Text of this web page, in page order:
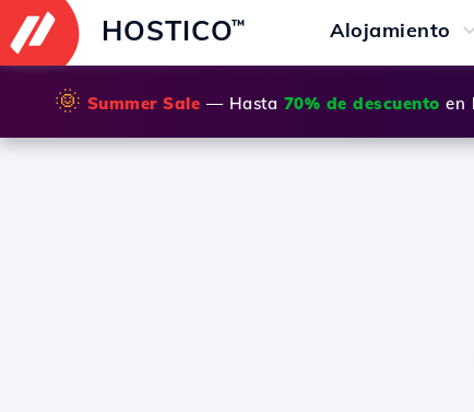
HOSTICO™ Alojamiento
🌞 Summer Sale — Hasta 70% de descuento en